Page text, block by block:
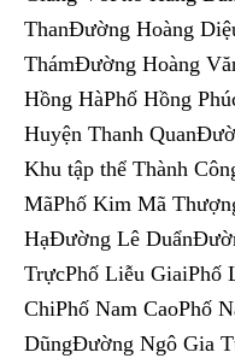
ThanĐường Hoàng
ThámĐường Hoàng
Hồng HàPhố Hồng
Huyện Thanh
Khu tập thể Thành
MãPhố Kim Mã
HạĐường Lê
TrựcPhố Liễu
ChiPhố Nam CaoPhố
DũngĐường Ngô Gia